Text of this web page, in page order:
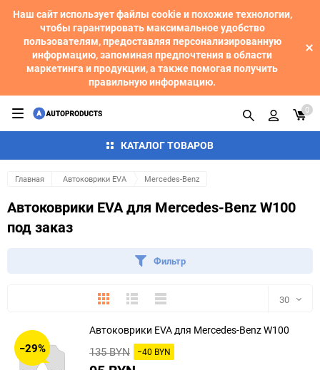
Наш сайт использует файлы cookie и похожие технологии,
чтобы гарантировать максимальное удобство
пользователям, предоставляя персонализированную
информацию, запоминая предпочтения в области
маркетинга и продукции, а также помогая получить
правильную информацию.
КАТАЛОГ ТОВАРОВ
0
Главная Автоковрики EVA Mercedes-Benz
Автоковрики EVA для Mercedes-Benz W100
под заказ
Фильтр
ПлиткаПодробноКомпактно 30
30
−29%
Автоковрики EVA для Mercedes-Benz W100
135 BYN −40 BYN